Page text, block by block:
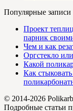
Популярные записи
Проект
парник
Чем и как
Оргстекло
Какой
Как
© 2014-2026
Подробные статьи